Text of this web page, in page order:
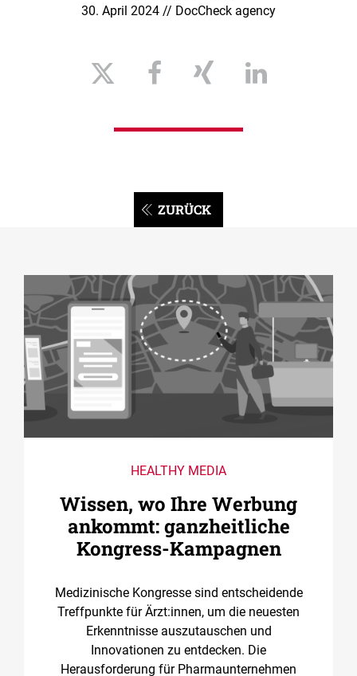
30. April 2024 // DocCheck agency
ZURÜCK
HEALTHY MEDIA
Wissen, wo Ihre Werbung
ankommt: ganzheitliche
Kongress-Kampagnen
Medizinische Kongresse sind entscheidende
Treffpunkte für Ärzt:innen, um die neuesten
Erkenntnisse auszutauschen und
Innovationen zu entdecken. Die
Herausforderung für Pharmaunternehmen